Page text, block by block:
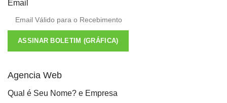
Email
ASSINAR BOLETIM (GRÁFICA)
Agencia Web
Qual é Seu Nome? e Empresa